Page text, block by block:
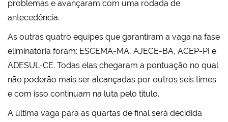
problemas e avançaram com uma rodada de
antecedência.
As outras quatro equipes que garantiram a vaga na fase
eliminatória foram: ESCEMA-MA, AJECE-BA, ACEP-PI e
ADESUL-CE. Todas elas chegaram a pontuação no qual
não poderão mais ser alcançadas por outros seis times
e com isso continuam na luta pelo título.
A última vaga para as quartas de final será decidida